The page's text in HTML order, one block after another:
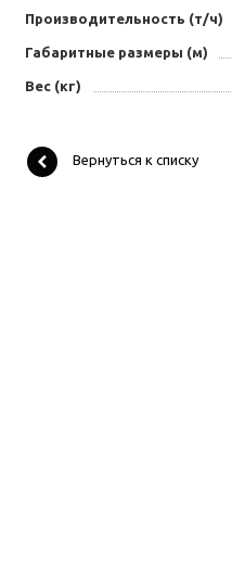
Производительность (т/ч)
Габаритные размеры (м)
Вес (кг)
Вернуться к списку